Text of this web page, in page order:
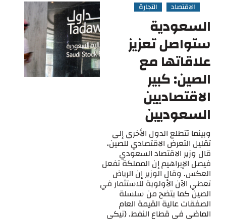
الاقتصاد التجارة
السعودية
ستواصل تعزيز
علاقاتها مع
الصين: كبير
الاقتصاديين
السعوديين
وبينما تتطلع الدول الأخرى إلى
تقليل التعرض الاقتصادي للصين،
قال وزير الاقتصاد السعودي
فيصل الإبراهيم إن المملكة تفعل
العكس. وقال الوزير إن الرياض
تعطي الآن الأولوية للاستثمار في
الصين كما يتضح من سلسلة
الصفقات عالية القيمة العام
الماضي في قطاع النفط. (نيكي